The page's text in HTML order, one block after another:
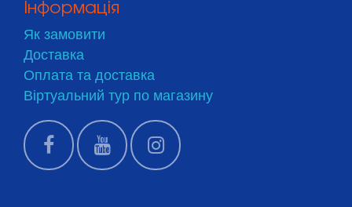
Інформація
Як замовити
Доставка
Оплата та доставка
Віртуальний тур по магазину